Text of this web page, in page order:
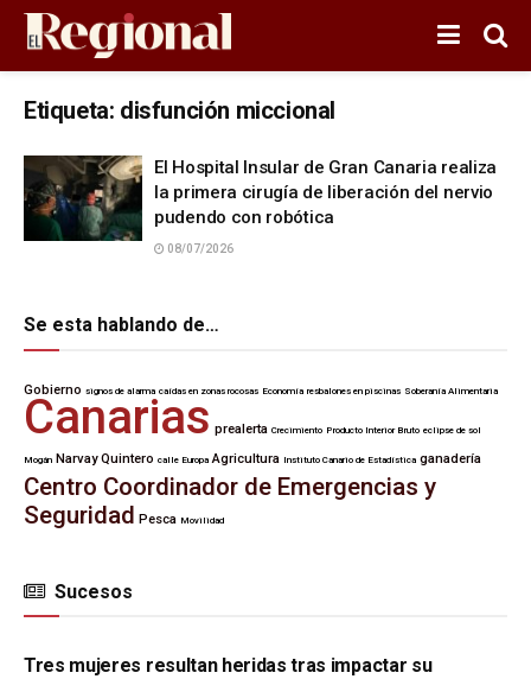
Etiqueta: disfunción miccional
El Hospital Insular de Gran Canaria realiza
la primera cirugía de liberación del nervio
pudendo con robótica
08/07/2026
Se esta hablando de…
Gobierno signos de alarma caídas en zonas rocosas Economía resbalones en piscinas Soberanía Alimentaria
Canarias prealerta Crecimiento Producto Interior Bruto eclipse de sol
Mogán Narvay Quintero calle Europa Agricultura Instituto Canario de Estadística ganadería
Centro Coordinador de Emergencias y
Seguridad Pesca Movilidad
Sucesos
SUCESOS
Tres mujeres resultan heridas tras impactar su